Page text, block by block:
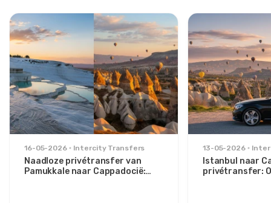
16-05-2026 Intercity Transfers
Naadloze privétransfer van
Pamukkale naar Cappadocië:
13-05-2026
Istanbul naar
privétransfer: